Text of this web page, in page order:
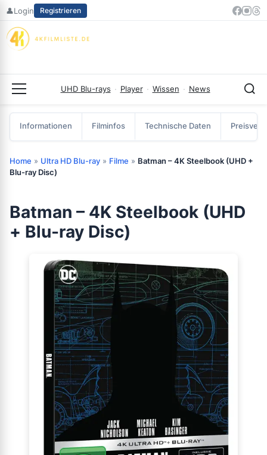
Zum
springen
👤Login Registrieren
UHD Blu-rays · Player · Wissen · News
Informationen Filminfos Technische Daten
Home » Ultra HD Blu-ray » Filme » Batman – 4K Steelbook (UHD +
Blu-ray Disc)
Batman – 4K Steelbook (UHD
+ Blu-ray Disc)